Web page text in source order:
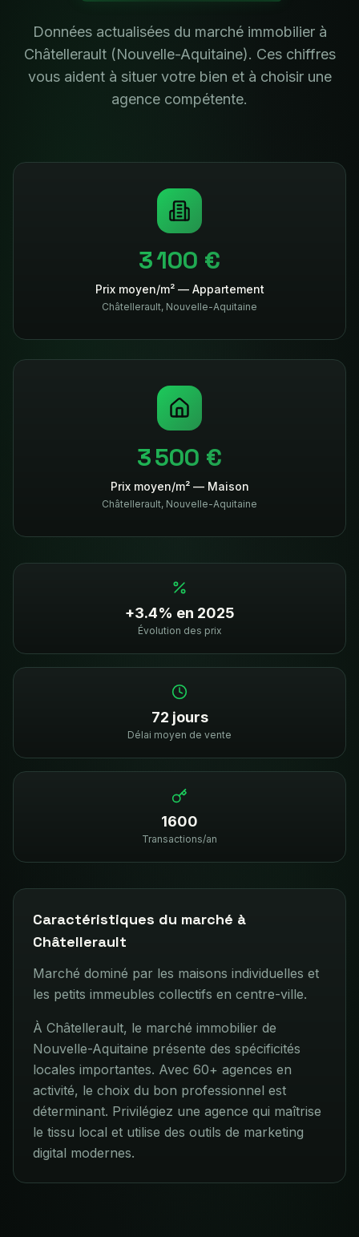
Données actualisées du marché immobilier à
Châtellerault(Nouvelle-Aquitaine). Ces chiffres
vous aident à situer votre bien et à choisir une
agence compétente.
3 100 €
Prix moyen/m² — Appartement
Châtellerault, Nouvelle-Aquitaine
3 500 €
Prix moyen/m² — Maison
Châtellerault, Nouvelle-Aquitaine
+3.4% en 2025
Évolution des prix
72 jours
Délai moyen de vente
1600
Transactions/an
Caractéristiques du marché à
Châtellerault
Marché dominé par les maisons individuelles et
les petits immeubles collectifs en centre-ville.
À Châtellerault, le marché immobilier de
Nouvelle-Aquitaine présente des spécificités
locales importantes. Avec 60+ agences en
activité, le choix du bon professionnel est
déterminant. Privilégiez une agence qui maîtrise
le tissu local et utilise des outils de marketing
digital modernes.